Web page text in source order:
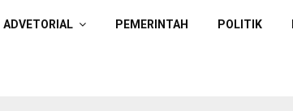
ADVETORIAL PEMERINTAH POLITIK